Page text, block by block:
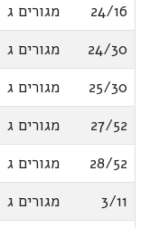
24/16
מגורים ג
24/30
מגורים ג
25/30
מגורים ג
27/52
מגורים ג
28/52
מגורים ג
3/11
מגורים ג